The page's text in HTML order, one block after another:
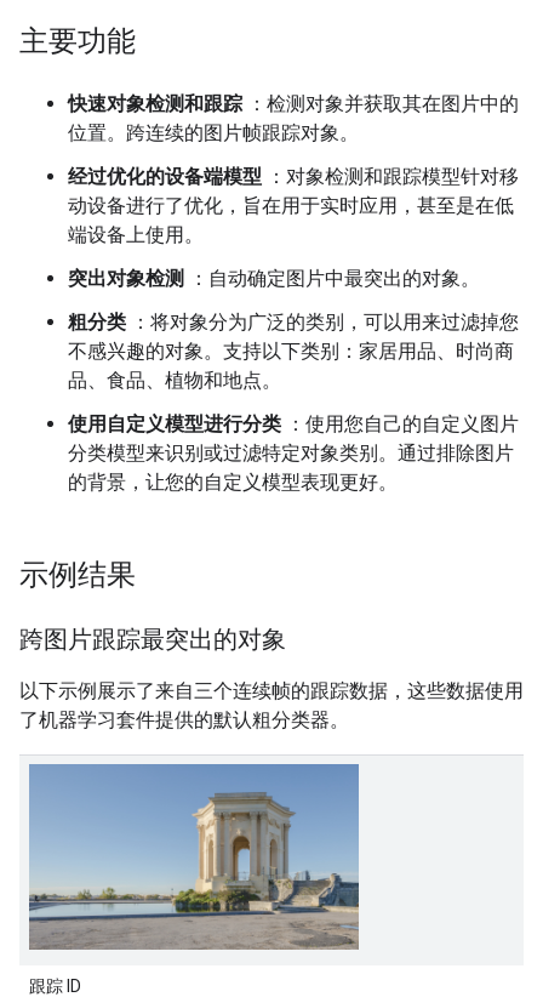
主要功能
快速对象检测和跟踪 ：检测对象并获取其在图片中的
位置。跨连续的图片帧跟踪对象。
经过优化的设备端模型 ：对象检测和跟踪模型针对移
动设备进行了优化，旨在用于实时应用，甚至是在低
端设备上使用。
突出对象检测
：自动确定图片中最突出的对象。
粗分类 ：将对象分为广泛的类别，可以用来过滤掉您
不感兴趣的对象。支持以下类别：家居用品、时尚商
品、食品、植物和地点。
使用自定义模型进行分类 ：使用您自己的自定义图片
分类模型来识别或过滤特定对象类别。通过排除图片
的背景，让您的自定义模型表现更好。
示例结果
跨图片跟踪最突出的对象
以下示例展示了来自三个连续帧的跟踪数据，这些数据使用
了机器学习套件提供的默认粗分类器。
跟踪 ID